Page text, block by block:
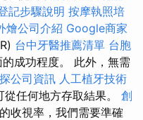
記步驟說明 按摩執照培
燴公司介紹 Google商家
台中牙醫推薦清單 台胞
的成功程度。 此外，無需
公司資訊 人工植牙技術
從任何地方存取結果。 創
收視率，我們需要準確